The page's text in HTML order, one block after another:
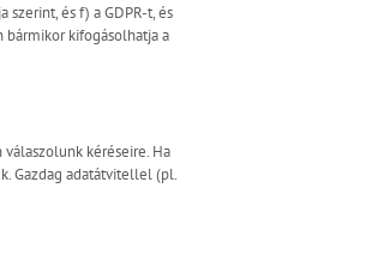
szerint, és f) a GDPR-t, és
kifogásolhatja a
kéréseire. Ha
Gazdag adatátvitellel (pl.